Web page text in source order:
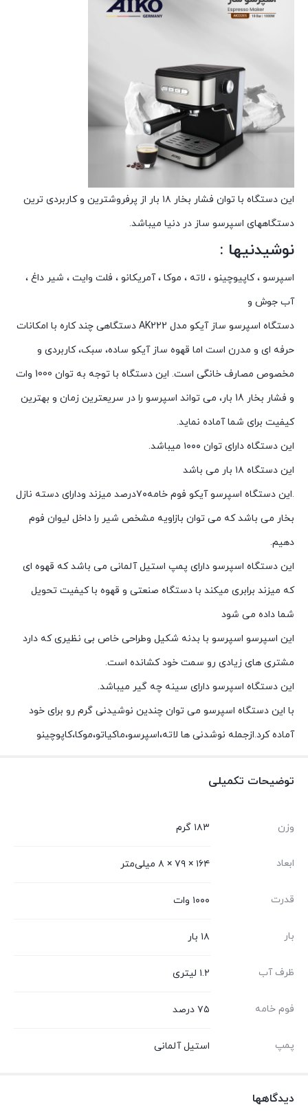
این دستگاه با توان فشار بخار ۱۸ بار از پرفروشترین و کاربردی ترین
دستگاههای اسپرسو ساز در دنیا میباشد.
نوشیدنیها :
اسپرسو ، کاپیوچینو ، لاته ، موکا ، آمریکانو ، فلت وایت ، شیر داغ ،
آب جوش و
دستگاه اسپرسو ساز آیکو مدل AK222 دستگاهی چند کاره با امکانات
حرفه ای و مدرن است اما قهوه ساز آیکو ساده، سبک، کاربردی و
مخصوص مصارف خانگی است. این دستگاه با توجه به توان 1000 وات
و فشار بخار 18 بار، می تواند اسپرسو را در سریعترین زمان و بهترین
کیفیت برای شما آماده نماید.
این دستگاه دارای توان ۱۰۰۰ میباشد.
این دستگاه ۱۸ بار می باشد
.این دستگاه اسپرسو آیکو فوم خامه۷۰درصد میزند ودارای دسته نازل
بخار می باشد که می توان بازاویه مشخص شیر را داخل لیوان فوم
دهیم.
این دستگاه اسپرسو دارای پمپ استیل آلمانی می باشد که قهوه ای
که میزند برابری میکند با دستگاه صنعتی و قهوه با کیفیت تحویل
شما داده می شود
این اسپرسو اسپرسو با بدنه شکیل وطراحی خاص بی نظیری که دارد
مشتری های زیادی رو سمت خود کشانده است.
این دستگاه اسپرسو دارای سینه چه گیر میباشد.
با این دستگاه اسپرسو می توان چندین نوشیدنی گرم رو برای خود
آماده کرد.ازجمله نوشدنی ها لاته،اسپرسو،ماکیاتو،موکا،کاپوچینو
توضیحات تکمیلی
وزن ۱۸۳ گرم
ابعاد ۱۶۴ × ۷۹ × ۸ میلی‌متر
قدرت ۱۰۰۰ وات
بار ۱۸ بار
ظرف آب ۱.۲ لیتری
فوم خامه ۷۵ درصد
پمپ استیل آلمانی
دیدگاهها